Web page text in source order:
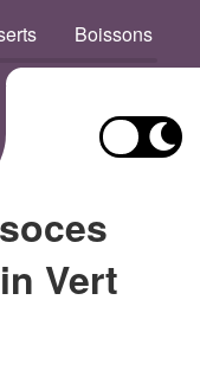
Boissons
Vert